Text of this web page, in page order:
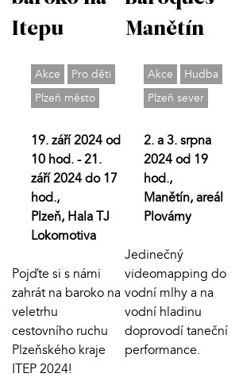
Itepu
Akce
Pro děti
Plzeň město
19. září 2024 od
10 hod. - 21.
září 2024 do 17
hod.,
Plzeň, Hala TJ
Lokomotiva
Pojďte si s námi
zahrát na baroko na
veletrhu
cestovního ruchu
Plzeňského kraje
ITEP 2024!
Manětín
Akce
Hudba
Plzeň sever
2. a 3. srpna
2024 od 19
hod.,
Manětín, areál
Plovárny
Jedinečný
videomapping do
vodní mlhy a na
vodní hladinu
doprovodí taneční
performance.